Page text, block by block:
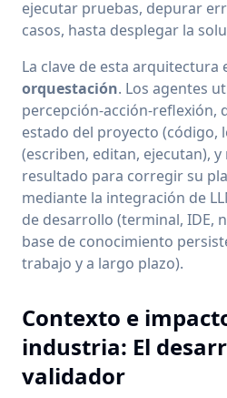
ejecutar pruebas, depurar
casos, hasta desplegar la
La clave de esta arquitectura
orquestación. Los agentes
percepción-acción-reflexión,
estado del proyecto (código,
(escriben, editan, ejecutan),
resultado para corregir su
mediante la integración de
de desarrollo (terminal, IDE,
base de conocimiento
trabajo y a largo plazo).
Contexto e
industria: El
validador